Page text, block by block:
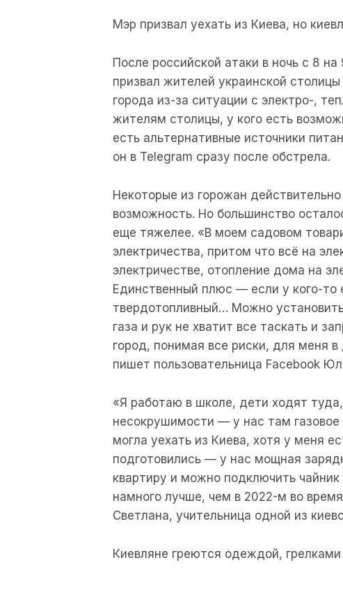
Мэр призвал уехать из Киева, но
После российской атаки в ночь с 8
призвал жителей украинской
города из-за ситуации с электро-,
жителям столицы, у кого есть
есть альтернативные источники
он в Telegram сразу после обстрела.
Некоторые из горожан
возможность. Но большинство
еще тяжелее. «В моем садовом
электричества, притом что всё на
электричестве, отопление дома на
Единственный плюс — если у кого-то
твердотопливный… Можно
газа и рук не хватит все таскать и
город, понимая все риски, для меня
пишет пользовательница Facebook
«Я работаю в школе, дети ходят
несокрушимости — у нас там газовое
могла уехать из Киева, хотя у меня
подготовились — у нас мощная
квартиру и можно подключить
намного лучше, чем в 2022-м во
Светлана, учительница одной из
Киевляне греются одеждой,